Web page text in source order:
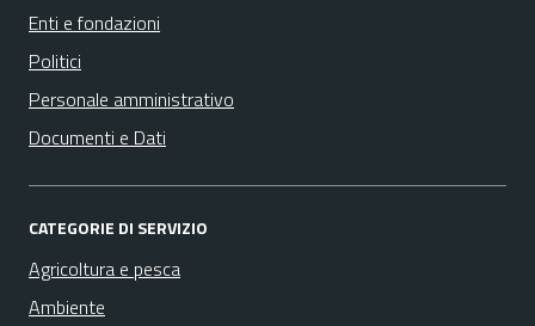
Enti e fondazioni
Politici
Personale amministrativo
Documenti e Dati
CATEGORIE DI SERVIZIO
Agricoltura e pesca
Ambiente